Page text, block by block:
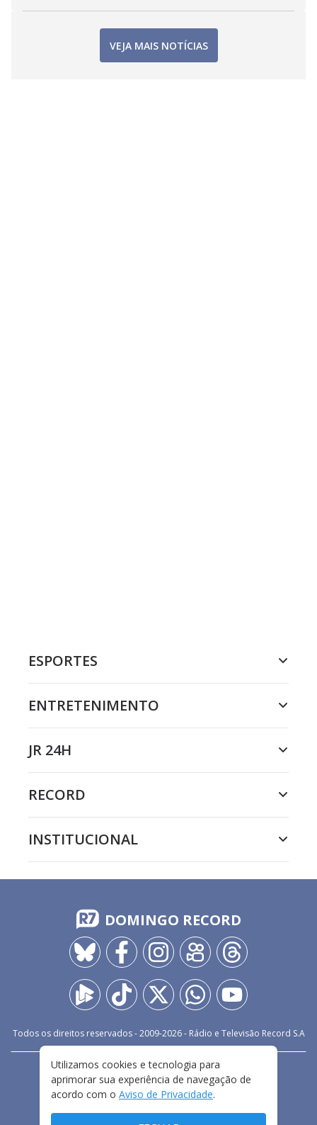
VEJA MAIS NOTÍCIAS
ESPORTES
ENTRETENIMENTO
JR 24H
RECORD
INSTITUCIONAL
DOMINGO RECORD
Todos os direitos reservados - 2009-2026- Rádio e Televisão Record S.A
FALE CONOSCO
PRIVACIDADE
TERMOS E CONDIÇÕES DE USO
Utilizamos cookies e tecnologia para
aprimorar sua experiência de navegação de
acordo com o Aviso de Privacidade.